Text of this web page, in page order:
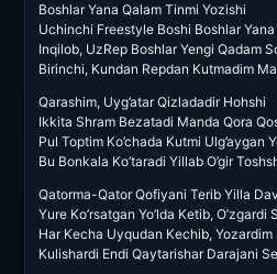
Boshlar Yana Qalam Tinmi Yozishi
Uchinchi Freestyle Boshi Boshlar Yana
Inqilob, UzRep Boshlar Yengi Qadam
Birinchi, Kundan Repdan Kutmadim
Qarashim, Uyg’atar Qizladadir Hohshi
Ikkita Shram Bezatadi Manda Qora
Pul Toptim Ko’chada Kutmi Ulg’aygan
Bu Bonkala Ko’taradi Yillab O’gir
Qatorma-Qator Qofiyani Terib Yilla
Yure Ko’rsatgan Yo’lda Ketib, O’zgardi
Har Kecha Uyqudan Kechib, Yozardim
Kulishardi Endi Qaytarishar Darajani